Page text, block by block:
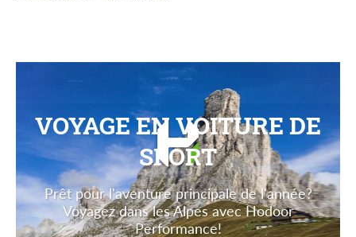
VOYAGE EN VOITURE DE
SPORT
Prêt pour l'aventure principale de l'année?
Voyagez dans les Alpes avec Hodoor
Performance!